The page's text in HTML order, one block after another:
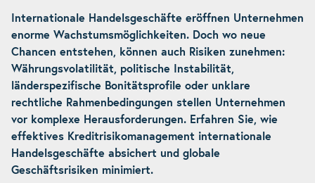
Internationale Handelsgeschäfte eröffnen Unternehmen
enorme Wachstumsmöglichkeiten. Doch wo neue
Chancen entstehen, können auch Risiken zunehmen:
Währungsvolatilität, politische Instabilität,
länderspezifische Bonitätsprofile oder unklare
rechtliche Rahmenbedingungen stellen Unternehmen
vor komplexe Herausforderungen. Erfahren Sie, wie
effektives Kreditrisikomanagement internationale
Handelsgeschäfte absichert und globale
Geschäftsrisiken minimiert.